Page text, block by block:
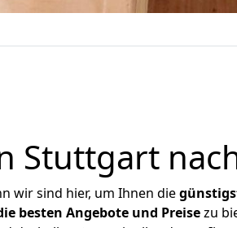
Stuttgart
wir sind hier, um Ihnen die
besten Angebote und Preisezu